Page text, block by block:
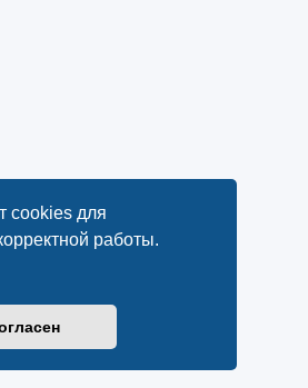
cookies для
работы.